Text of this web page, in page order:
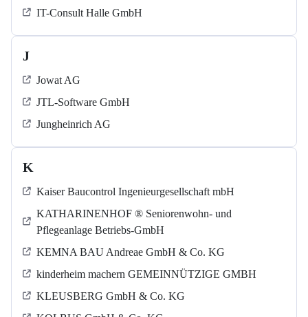
IT-Consult Halle GmbH
J
Jowat AG
JTL-Software GmbH
Jungheinrich AG
K
Kaiser Baucontrol Ingenieurgesellschaft mbH
KATHARINENHOF ® Seniorenwohn- und
Pflegeanlage Betriebs-GmbH
KEMNA BAU Andreae GmbH & Co. KG
kinderheim machern GEMEINNÜTZIGE GMBH
KLEUSBERG GmbH & Co. KG